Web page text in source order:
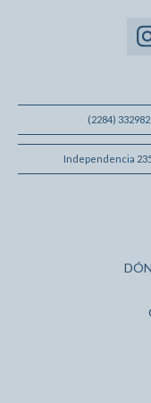
(2284) 332982
Independencia